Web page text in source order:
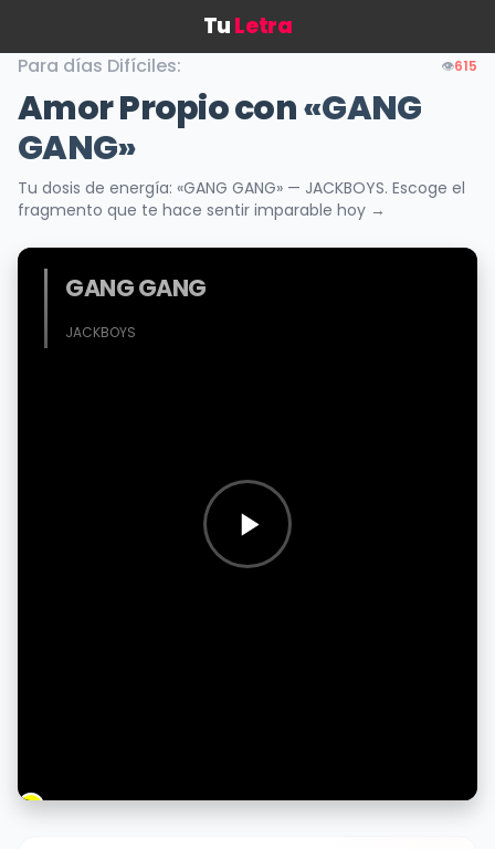
TuLetra
Para días Difíciles: 👁️615
Amor Propio con«GANG
GANG»
Tu dosis de energía: «GANG GANG» — JACKBOYS. Escoge el
fragmento que te hace sentir imparable hoy →
GANG GANG
JACKBOYS